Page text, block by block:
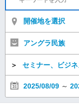
開催地を選択
アングラ民族
＞ セミナー、ビジネ
2025/08/09 ～